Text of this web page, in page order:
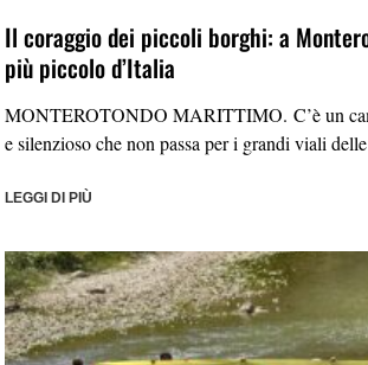
Il coraggio dei piccoli borghi: a
più piccolo d’Italia
MONTEROTONDO MARITTIMO. C’è un
e silenzioso che non passa per i grandi viali delle
LEGGI DI PIÙ